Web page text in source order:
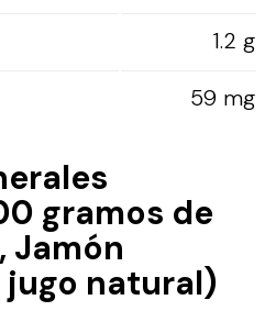
1.2 g
59 mg
gramos de
Jamón
natural)